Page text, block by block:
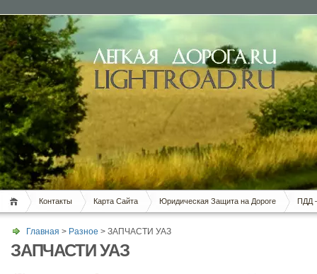
Контакты Карта Сайта Юридическая Защита на Дороге ПДД
Главная > Разное > ЗАПЧАСТИ УАЗ
ЗАПЧАСТИ УАЗ